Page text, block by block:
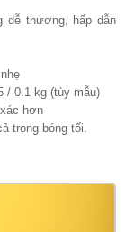
dễ thương, hấp dẫn
/ 0.1 kg (tùy mẫu)
hơn
trong bóng tối.